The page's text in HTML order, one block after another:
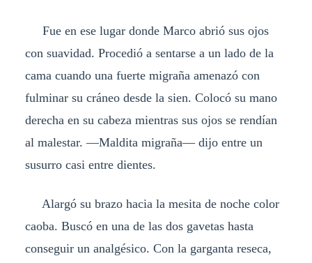
Fue en ese lugar donde Marco abrió sus ojos
con suavidad. Procedió a sentarse a un lado de la
cama cuando una fuerte migraña amenazó con
fulminar su cráneo desde la sien. Colocó su mano
derecha en su cabeza mientras sus ojos se rendían
al malestar. —Maldita migraña— dijo entre un
susurro casi entre dientes.
Alargó su brazo hacia la mesita de noche color
caoba. Buscó en una de las dos gavetas hasta
conseguir un analgésico. Con la garganta reseca,